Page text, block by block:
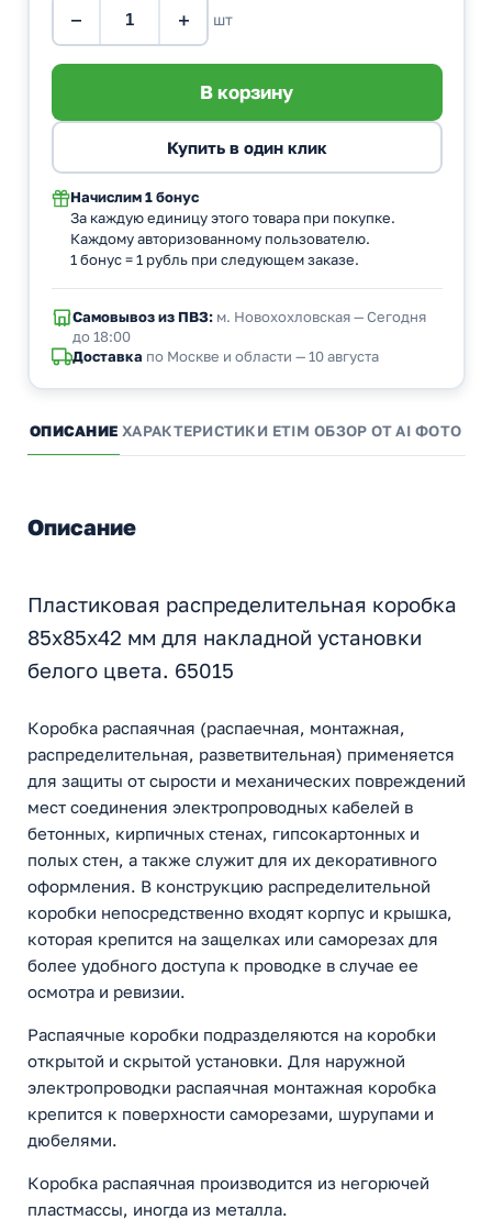
− + шт
Начислим 1 бонус
За каждую единицу этого товара при покупке.
Каждому авторизованному пользователю.
1 бонус = 1 рубль при следующем заказе.
Самовывоз из ПВЗ:м. Новохохловская — Сегодня
до 18:00
Доставка по Москве и области — 10 августа
ОПИСАНИЕ ХАРАКТЕРИСТИКИ ETIM ОБЗОР ОТ AI ФОТО И
Описание
Пластиковая распределительная коробка
85х85х42 мм для накладной установки
белого цвета. 65015
Коробка распаячная (распаечная, монтажная,
распределительная, разветвительная) применяется
для защиты от сырости и механических повреждений
мест соединения электропроводных кабелей в
бетонных, кирпичных стенах, гипсокартонных и
полых стен, а также служит для их декоративного
оформления. В конструкцию распределительной
коробки непосредственно входят корпус и крышка,
которая крепится на защелках или саморезах для
более удобного доступа к проводке в случае ее
осмотра и ревизии.
Распаячные коробки подразделяются на коробки
открытой и скрытой установки. Для наружной
электропроводки распаячная монтажная коробка
крепится к поверхности саморезами, шурупами и
дюбелями.
Коробка распаячная производится из негорючей
пластмассы, иногда из металла.